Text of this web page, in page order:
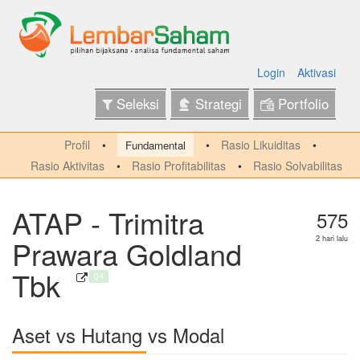
Login Aktivasi
Seleksi Strategi Portfolio
Profil Fundamental
Rasio Likuiditas
Rasio Aktivitas
Rasio Profitabilitas Rasio Solvabilitas
ATAP - Trimitra
Prawara Goldland
Tbk Q4
575
2 hari lalu
Aset vs Hutang vs Modal